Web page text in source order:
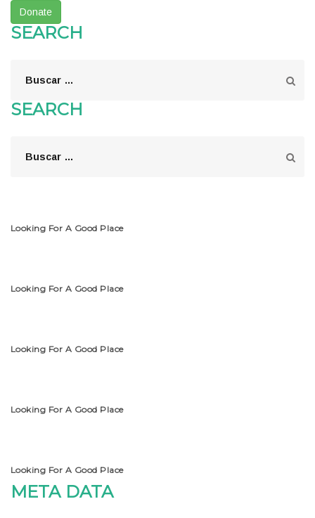
Donate
SEARCH
SEARCH
Looking For A Good Place
Looking For A Good Place
Looking For A Good Place
Looking For A Good Place
Looking For A Good Place
META DATA